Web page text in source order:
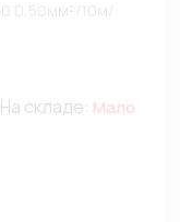
На складе: Мало